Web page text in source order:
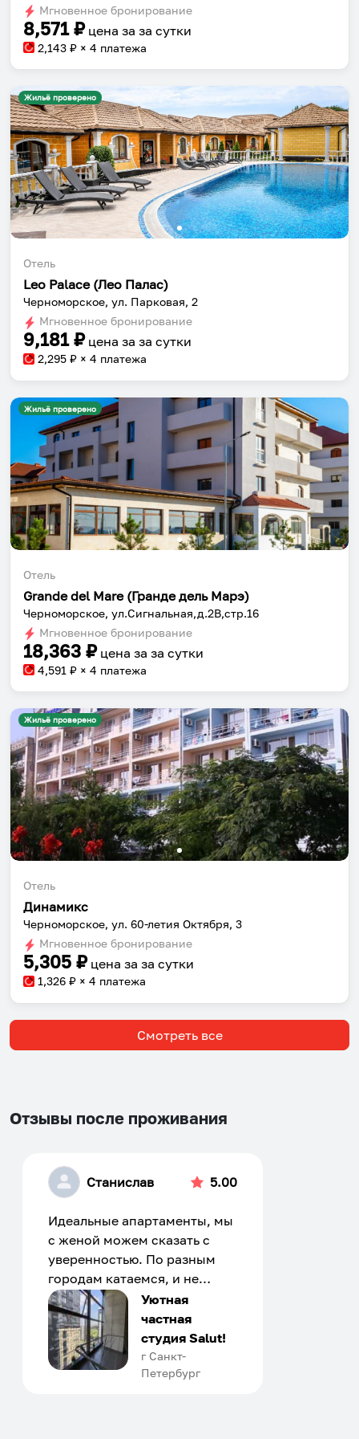
changing
dates.
changing
dates.
Мгновенное бронирование
8,571₽ цена за за сутки
2,143 ₽ × 4 платежа
Жильё проверено
Отель
Leo Palace (Лео Палас)
Черноморское, ул. Парковая, 2
Мгновенное бронирование
9,181₽ цена за за сутки
2,295 ₽ × 4 платежа
Жильё проверено
Отель
Grande del Mare (Гранде дель Марэ)
Черноморское, ул.Сигнальная,д.2В,стр.16
Мгновенное бронирование
18,363 ₽ цена за за сутки
4,591 ₽ × 4 платежа
Жильё проверено
Отель
Динамикс
Черноморское, ул. 60-летия Октября, 3
Мгновенное бронирование
5,305 ₽ цена за за сутки
1,326 ₽ × 4 платежа
Смотреть все
Отзывы после проживания
Станислав 5.00
Идеальные апартаменты, мы
с женой можем сказать с
уверенностью. По разным
городам катаемся, и не
только в России. Сервис на
отличном уровне. Хозяин
апартаментов доброй души
человек, всегда можно
договориться, подскажет
Уютная
частная
студия Salut!
г Санкт-
Петербург
Собери путешествие без сложностей
Сохраняй места, повторяй маршруты, находи
компанию и бронируй жильё в одном
приложении.